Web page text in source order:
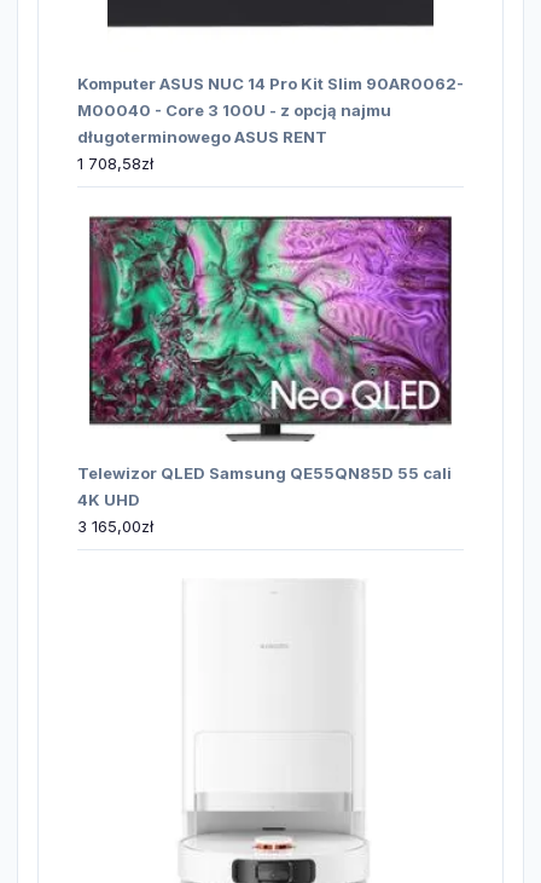
Komputer ASUS NUC 14 Pro Kit Slim 90AR0062-
M00040 - Core 3 100U - z opcją najmu
długoterminowego ASUS RENT
1 708,58zł
Telewizor QLED Samsung QE55QN85D 55 cali
4K UHD
3 165,00zł